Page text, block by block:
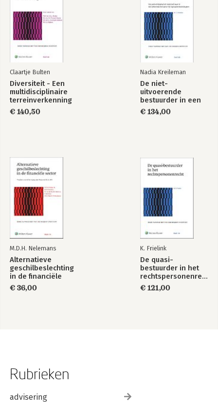
Malta
The Netherlands
Poland
Portugal
Republic of Cyprus
Romania
Slovakia
Slovenia
Spain
Sweden
The United Kingdom
Claartje Bulten
Diversiteit - Een
multidisciplinaire
terreinverkenning
€ 140,50
Nadia Kreileman
De niet-
uitvoerende
bestuurder in een
one tier board
€ 134,00
M.D.H. Nelemans
Alternatieve
geschilbeslechting
in de financiële
sector
€ 36,00
K. Frielink
De quasi-
bestuurder in het
rechtspersonenrecht
€ 121,00
Rubrieken
advisering